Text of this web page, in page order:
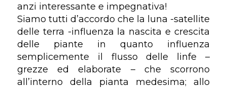
anzi interessante e impegnativa!
Siamo tutti d’accordo che la luna -satellite
delle terra -influenza la nascita e crescita
delle piante in quanto influenza
semplicemente il flusso delle linfe –
grezze ed elaborate – che scorrono
all’interno della pianta medesima; allo